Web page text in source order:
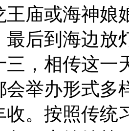
王庙或海神娘
，最后到
三，相传这一
会举办形式多
收。按照传统